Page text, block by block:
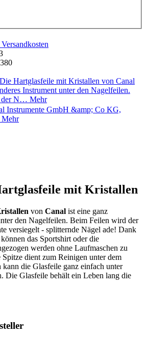
Die Hartglasfeile mit Kristallen von Canal
Instrument unter den Nagelfeilen.
der N… Mehr
Instrumente GmbH &amp; Co KG,
Mehr
mit Kristallen
von Canal ist eine ganz
den Nagelfeilen. Beim Feilen wird der
versiegelt - splitternde Nägel ade! Dank
das Sportshirt oder die
werden ohne Laufmaschen zu
dient zum Reinigen unter dem
die Glasfeile ganz einfach unter
Die Glasfeile behält ein Leben lang die